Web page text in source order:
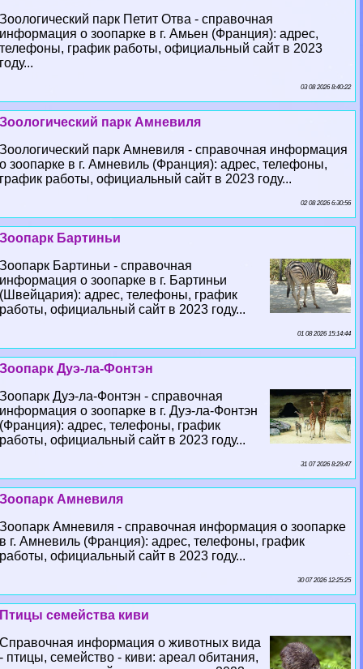
Зоологический парк Петит Отва - справочная
информация о зоопарке в г. Амьен (Франция): адрес,
телефоны, график работы, официальный сайт в 2023
году...
03 08 2026 8:40:22
Зоологический парк Амневиля
Зоологический парк Амневиля - справочная информация
о зоопарке в г. Амневиль (Франция): адрес, телефоны,
график работы, официальный сайт в 2023 году...
02 08 2026 6:30:56
Зоопарк Бартиньи
Зоопарк Бартиньи - справочная
информация о зоопарке в г. Бартиньи
(Швейцария): адрес, телефоны, график
работы, официальный сайт в 2023 году...
01 08 2026 15:14:44
Зоопарк Дуэ-ла-Фонтэн
Зоопарк Дуэ-ла-Фонтэн - справочная
информация о зоопарке в г. Дуэ-ла-Фонтэн
(Франция): адрес, телефоны, график
работы, официальный сайт в 2023 году...
31 07 2026 8:29:47
Зоопарк Амневиля
Зоопарк Амневиля - справочная информация о зоопарке
в г. Амневиль (Франция): адрес, телефоны, график
работы, официальный сайт в 2023 году...
30 07 2026 12:25:25
Птицы семейства киви
Справочная информация о животных вида
- птицы, семейство - киви: ареал обитания,